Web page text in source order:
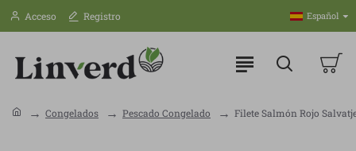
Acceso Registro Español
Congelados Pescado Congelado Filete Salmón Rojo